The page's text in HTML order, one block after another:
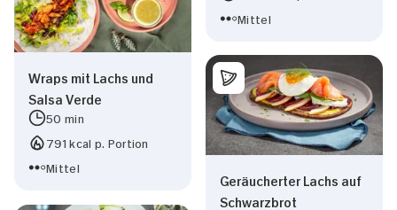
Wraps mit Lachs und
Salsa Verde
50 min
791 kcal p. Portion
Mittel
Mittel
Geräucherter Lachs auf
Schwarzbrot